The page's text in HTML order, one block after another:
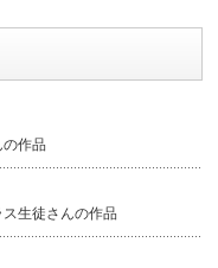
作品
生徒さんの作品